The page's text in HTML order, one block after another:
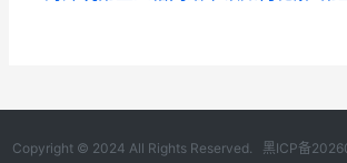
Copyright © 2024 All Rights Reserved. 黑ICP备